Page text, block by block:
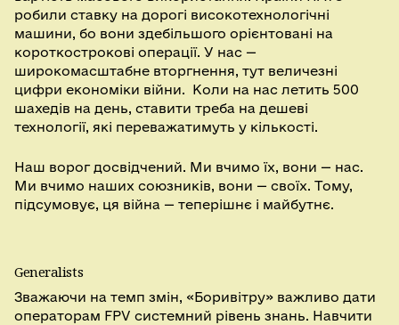
робили ставку на дорогі високотехнологічні
машини, бо вони здебільшого орієнтовані на
короткострокові операції. У нас —
широкомасштабне вторгнення, тут величезні
цифри економіки війни. Коли на нас летить 500
шахедів на день, ставити треба на дешеві
технології, які переважатимуть у кількості.
Наш ворог досвідчений. Ми вчимо їх, вони — нас.
Ми вчимо наших союзників, вони — своїх. Тому,
підсумовує, ця війна — теперішнє і майбутнє.
Generalists
Зважаючи на темп змін, «Боривітру» важливо дати
операторам FPV системний рівень знань. Навчити